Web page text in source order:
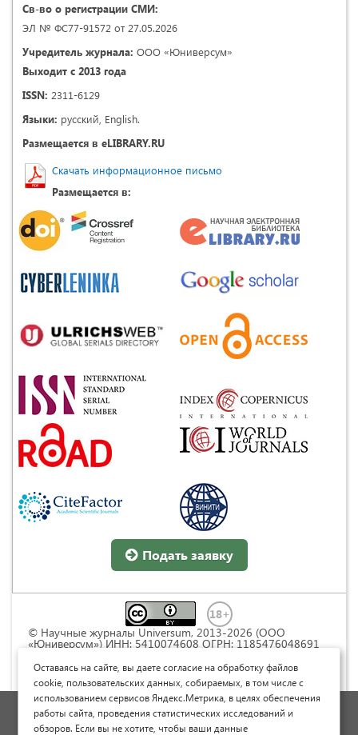
Св-во о регистрации СМИ:
ЭЛ № ФС77-91572 от 27.05.2026
Учредитель журнала: ООО «Юниверсум»
Выходит с 2013 года
ISSN: 2311-6129
Языки: русский, English.
Размещается в eLIBRARY.RU
Скачать информационное письмо
Размещается в:
Подать заявку
© Научные журналы Universum, 2013-2026 (ООО
«Юниверсум») ИНН: 5410074608 ОГРН: 1185476048691
Commons « Attribution» («Атрибуция») 4.0
Непортированная
Политика обработки персональных данных
Договор оферты
Оставаясь на сайте, вы даете согласие на обработку файлов
cookie, пользовательских данных, собираемых, в том числе с
использованием сервисов Яндекс.Метрика, в целях обеспечения
работы сайта, проведения статистических исследований и
обзоров. Если вы не хотите, чтобы ваши данные